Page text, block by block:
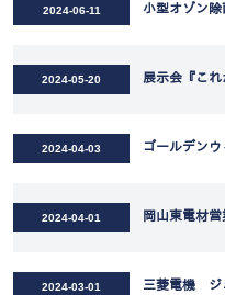
2024-06-11 小型オゾン
2024-05-20 展示会『こ
2024-04-03 ゴールデン
2024-04-01 岡山東電材
2024-03-01 三菱電機 ジ